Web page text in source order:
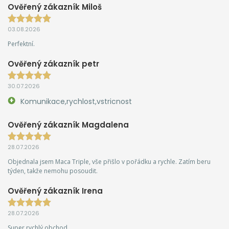
Ověřený zákazník Miloš
03.08.2026
Perfektní.
Ověřený zákazník petr
30.07.2026
Komunikace,rychlost,vstricnost
Ověřený zákazník Magdalena
28.07.2026
Objednala jsem Maca Triple, vše přišlo v pořádku a rychle. Zatím beru
týden, takže nemohu posoudit.
Ověřený zákazník Irena
28.07.2026